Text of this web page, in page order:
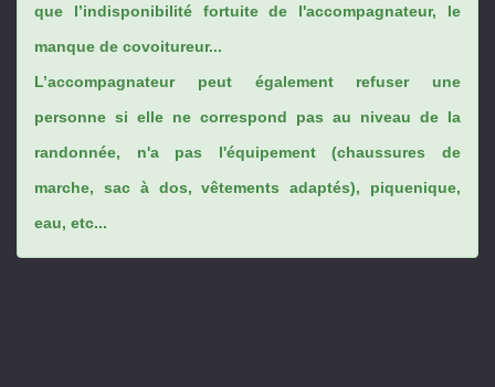
que l’indisponibilité fortuite de l'accompagnateur, le
manque de covoitureur...
L’accompagnateur peut également refuser une
personne si elle ne correspond pas au niveau de la
randonnée, n'a pas l'équipement (chaussures de
marche, sac à dos, vêtements adaptés), piquenique,
eau, etc...